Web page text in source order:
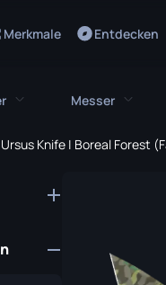
Merkmale Entdecken
Messer
Knife | Boreal Forest